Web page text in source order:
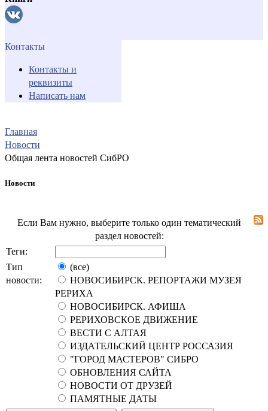
Контакты
Контакты и
реквизиты
Написать нам
Главная
Новости
Общая лента новостей СибРО
Новости
Если Вам нужно, выберите только один тематический
раздел новостей:
Теги:
Тип
новости:
(все)
НОВОСИБИРСК. РЕПОРТАЖИ МУЗЕЯ
РЕРИХА
НОВОСИБИРСК. АФИША
РЕРИХОВСКОЕ ДВИЖЕНИЕ
ВЕСТИ С АЛТАЯ
ИЗДАТЕЛЬСКИЙ ЦЕНТР РОССАЗИЯ
"ГОРОД МАСТЕРОВ" СИБРО
ОБНОВЛЕНИЯ САЙТА
НОВОСТИ ОТ ДРУЗЕЙ
ПАМЯТНЫЕ ДАТЫ